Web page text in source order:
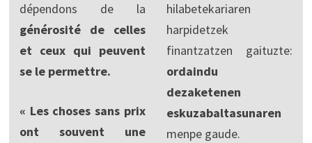
dépendons de la
générosité de celles
et ceux qui peuvent
se le permettre.
« Les choses sans prix
ont souvent une
hilabetekariaren
harpidetzek
finantzatzen gaituzte:
ordaindu
dezaketenen
eskuzabaltasunaren
menpe gaude.